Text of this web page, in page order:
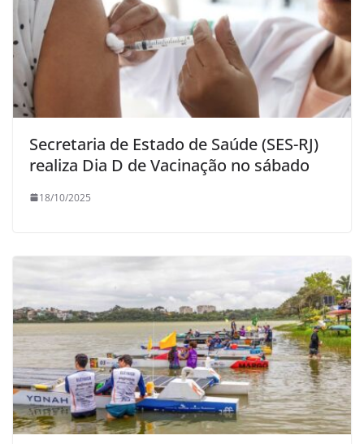
Secretaria de Estado de Saúde (SES-RJ)
realiza Dia D de Vacinação no sábado
18/10/2025